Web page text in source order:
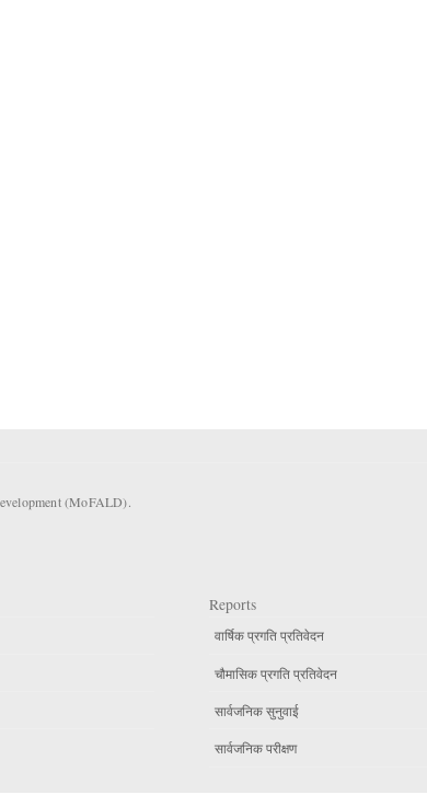
(MoFALD).
Reports
वार्षिक प्रगति प्रतिवेदन
चौमासिक प्रगति प्रतिवेदन
सार्वजनिक सुनुवाई
सार्वजनिक परीक्षण